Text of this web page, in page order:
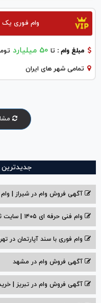
وام فوری یک
مبلغ وام : تا 50 میلیارد
تمامی شهر های ایران
آگهی فروش وام در شیراز | وام
وام فنی حرفه ای ۱۴۰۵ | سایت ثبت نام وام فنی حرفه ای
وام فوری با سند آپارتمان در
آگهی فروش وام در مشهد
آگهی فروش وام در تبریز |